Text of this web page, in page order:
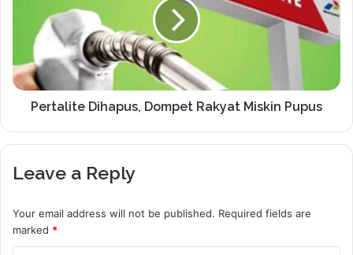
Pertalite Dihapus, Dompet Rakyat Miskin Pupus
Leave a Reply
Your email address will not be published. Required fields are
marked *